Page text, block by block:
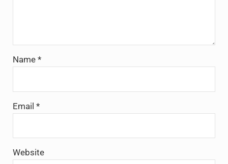
Name *
Email *
Website